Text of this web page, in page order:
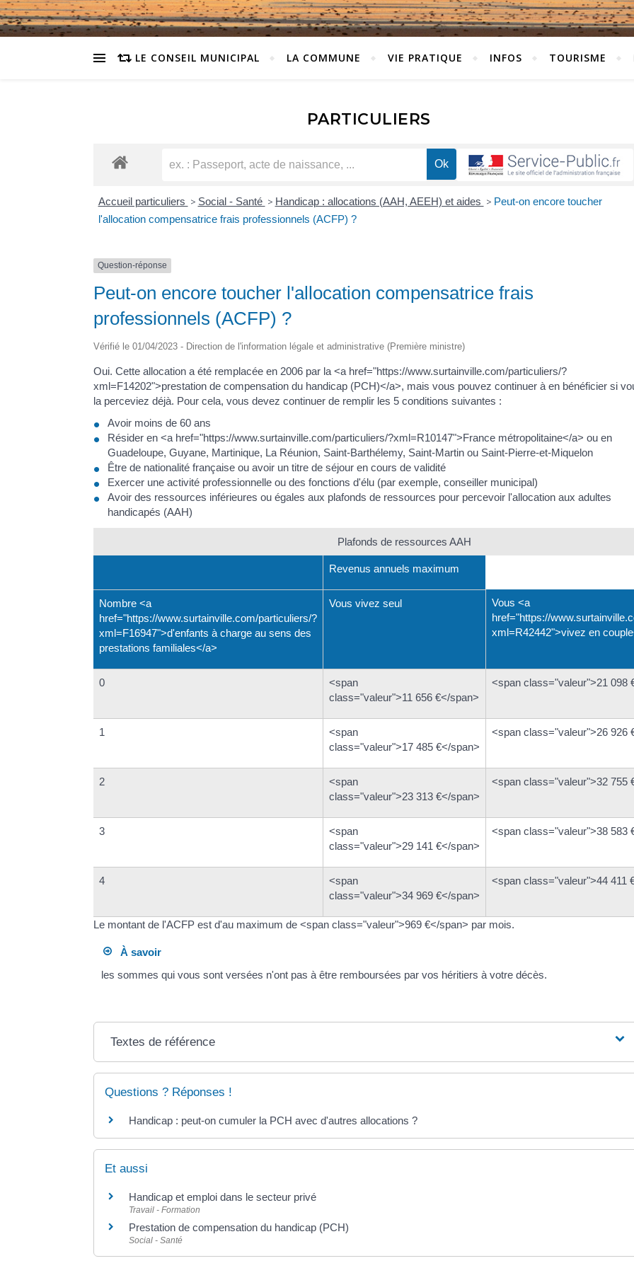
LE CONSEIL MUNICIPAL LA COMMUNE VIE PRATIQUE INFOS TOURISME
PARTICULIERS
Accueil particuliers > Social - Santé > Handicap : allocations (AAH, AEEH) et aides > Peut-on encore toucher
l'allocation compensatrice frais professionnels (ACFP) ?
Question-réponse
Peut-on encore toucher l'allocation compensatrice frais
professionnels (ACFP) ?
Vérifié le 01/04/2023 - Direction de l'information légale et administrative (Première ministre)
Oui. Cette allocation a été remplacée en 2006 par la <a href="https://www.surtainville.com/particuliers/?
xml=F14202">prestation de compensation du handicap (PCH)</a>, mais vous pouvez continuer à en bénéficier si
la perceviez déjà. Pour cela, vous devez continuer de remplir les 5 conditions suivantes :
Avoir moins de 60 ans
Résider en <a href="https://www.surtainville.com/particuliers/?xml=R10147">France métropolitaine</a> ou en
Guadeloupe, Guyane, Martinique, La Réunion, Saint-Barthélemy, Saint-Martin ou Saint-Pierre-et-Miquelon
Être de nationalité française ou avoir un titre de séjour en cours de validité
Exercer une activité professionnelle ou des fonctions d'élu (par exemple, conseiller municipal)
Avoir des ressources inférieures ou égales aux plafonds de ressources pour percevoir l'allocation aux adultes
handicapés (AAH)
Plafonds de ressources AAH
Revenus annuels maximum
Nombre <a
href="https://www.surtainville.com/particuliers/?
xml=F16947">d'enfants à charge au sens des
prestations familiales</a>
Vous vivez seul
Vous <a
href="https://
xml=R42442">vivez en
0
<span
class="valeur">11 656 €</span>
<span class="valeur">21 098
1
<span
class="valeur">17 485 €</span>
<span class="valeur">26 926
2
<span
class="valeur">23 313 €</span>
<span class="valeur">32 755
3
<span
class="valeur">29 141 €</span>
<span class="valeur">38 583
4
<span
class="valeur">34 969 €</span>
<span class="valeur">44 411
Le montant de l'ACFP est d'au maximum de <span class="valeur">969 €</span> par mois.
À savoir
les sommes qui vous sont versées n'ont pas à être remboursées par vos héritiers à votre décès.
Textes de référence
Questions ? Réponses !
Handicap : peut-on cumuler la PCH avec d'autres allocations ?
Et aussi
Handicap et emploi dans le secteur privé
Travail - Formation
Prestation de compensation du handicap (PCH)
Social - Santé